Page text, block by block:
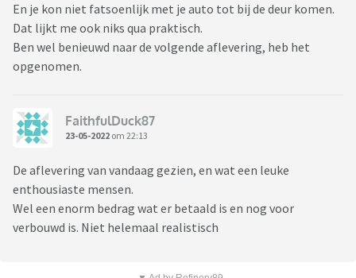
En je kon niet fatsoenlijk met je auto tot bij de deur komen.
Dat lijkt me ook niks qua praktisch.
Ben wel benieuwd naar de volgende aflevering, heb het
opgenomen.
FaithfulDuck87
23-05-2022 om 22:13
De aflevering van vandaag gezien, en wat een leuke
enthousiaste mensen.
Wel een enorm bedrag wat er betaald is en nog voor
verbouwd is. Niet helemaal realistisch